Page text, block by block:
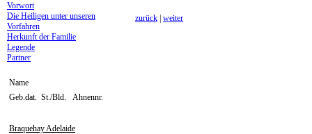
Vorwort
Die Heiligen unter unseren
Vorfahren
Herkunft der Familie
Legende
Partner
Name
Geb.dat. St./Bld. Ahnennr.
Braquehay Adelaide
zurück weiter